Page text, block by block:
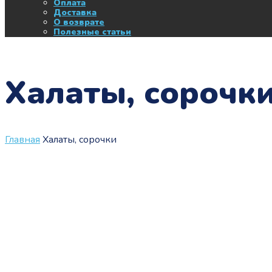
Оплата
Доставка
О возврате
Полезные статьи
Халаты,
Главная Халаты, сорочки